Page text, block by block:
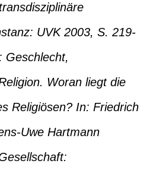
UVK 2003, S. 219-
Geschlecht,
Woran liegt die
Religiösen? In: Friedrich
Uwe Hartmann